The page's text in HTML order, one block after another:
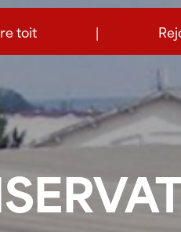
toit |